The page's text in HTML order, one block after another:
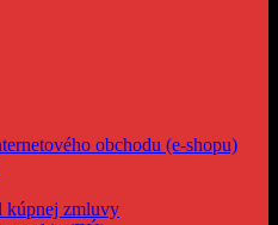
obchodu (e-shopu)
kúpnej zmluvy